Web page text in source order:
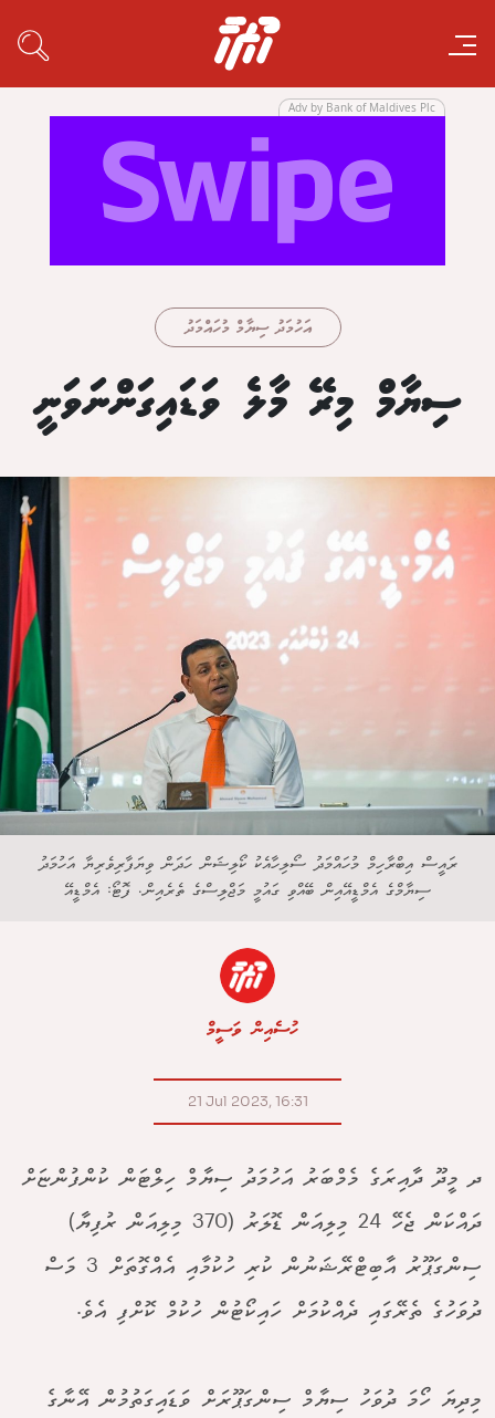
Adv by Bank of Maldives Plc
އަހުމަދު ސިޔާމް މުހައްމަދު
ސިޔާމް މިރޭ މާލެ ވަޑައިގަންނަވަނީ
ރައީސް އިބްރާހިމް މުހައްމަދު ސޯލިހާއެކު ކޯލިޝަން ހަދަން ވިޔަފާރިވެރިޔާ އަހުމަދު
ސިޔާމްގެ އެމްޑީއޭއިން ބޭއްވި ގައުމީ މަޖްލިސްގެ ތެރެއިން. ފޮޓޯ: އެމްޑީއޭ
ހުސެއިން ވަސީމް
21 Jul 2023, 16:31
ދ މީދޫ ދާއިރަގެ މެމްބަރު އަހުމަދު ސިޔާމް ހިލްޓަން ކުންފުންޏަށް
ދައްކަން ޖެހޭ 24 މިލިއަން ޑޮލަރު (370 މިލިއަން ރުފިޔާ)
ސިންގަޕޫރު އާބިޓްރޭޝަނުން ކުރި ހުކުމާއި އެއްގޮތަށް 3 މަސް
ދުވަހުގެ ތެރޭގައި ދެއްކުމަށް ހައިކޯޓުން ހުކުމް ކޮށްފި އެވެ.
މިދިޔަ ހޯމަ ދުވަހު ސިޔާމް ސިންގަޕޫރަށް ވަޑައިގަތުމުން އޭނާގެ